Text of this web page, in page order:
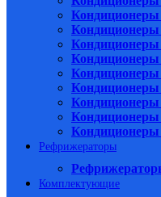
Кондиционеры
Кондиционеры
Кондиционеры
Рефрижераторы
Комплектующие